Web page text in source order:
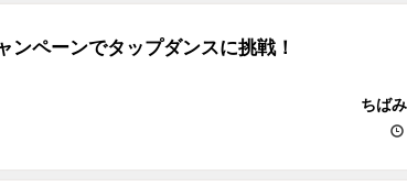
ンペーンでタップダンスに挑戦！
ちば